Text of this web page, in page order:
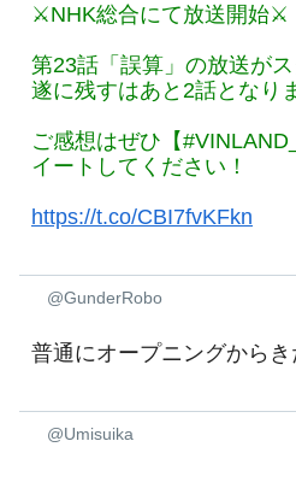
⚔NHK総合にて放送開始⚔
第23話「誤算」の放送がス
遂に残すはあと2話となり
ご感想はぜひ【
イートしてください！
https://t.co/CBI7fvKFkn
@GunderRobo
普通にオープニングからき
@Umisuika